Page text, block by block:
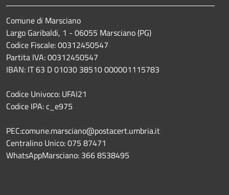
Comune di Marsciano
Largo Garibaldi, 1 - 06055 Marsciano (PG)
Codice Fiscale: 00312450547
Partita IVA: 00312450547
IBAN: IT 63 D 01030 38510 000001115783
Codice Univoco: UFAI21
Codice IPA: c_e975
PEC:comune.marsciano@postacert.umbria.it
Centralino Unico: 075 87471
WhatsAppMarsciano: 366 8538495